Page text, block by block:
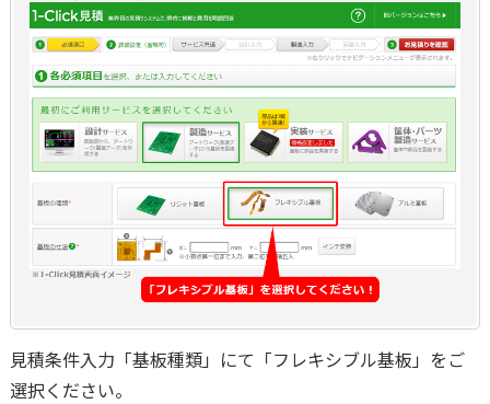
見積条件入力「基板種類」にて「フレキシブル基板 」をご
選択ください。